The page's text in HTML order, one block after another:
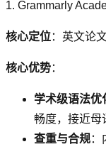
1. Grammarly
核心定位：英文论
核心优势：
学术级语法优
畅度，接近母
查重与合规：